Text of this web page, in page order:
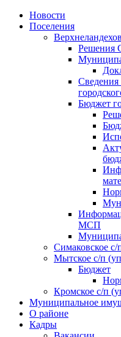
Skip
Новости
Поселения
Решения
Сведения
Бюджет
МСП
Симаковское с/
Мытское с/п
Бюджет
Кромское с/п
Муниципальное
О районе
Кадры